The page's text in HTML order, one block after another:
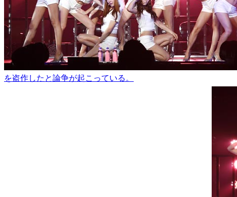
を盗作したと論争が起こっている。